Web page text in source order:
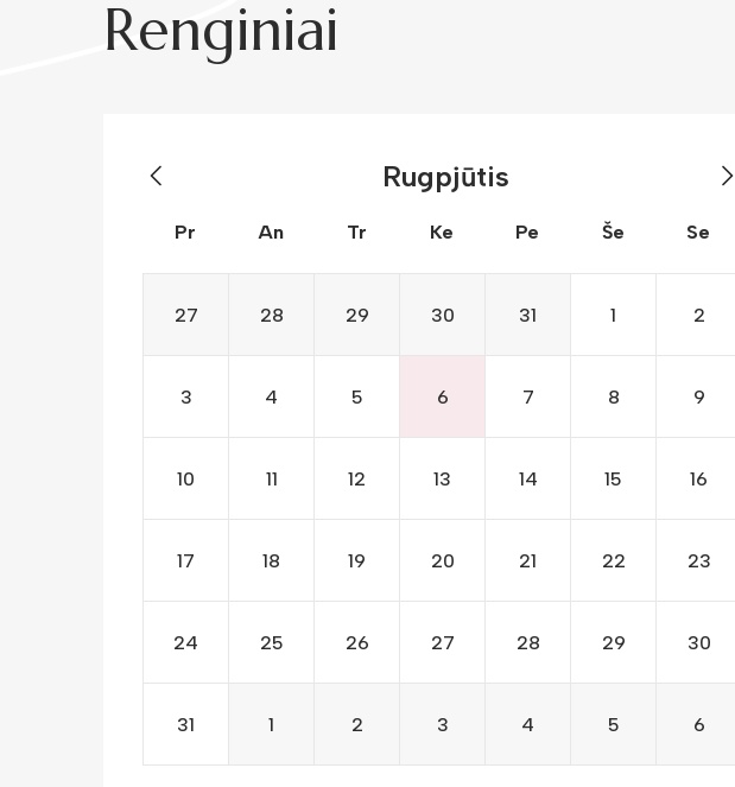
Renginiai
Rugpjūtis
Pr An Tr Ke Pe Še Se
27 28 29 30 31 1 2
3 4 5 6 7 8 9
10 11 12 13 14 15 16
17 18 19 20 21 22 23
24 25 26 27 28 29 30
31 1 2 3 4 5 6